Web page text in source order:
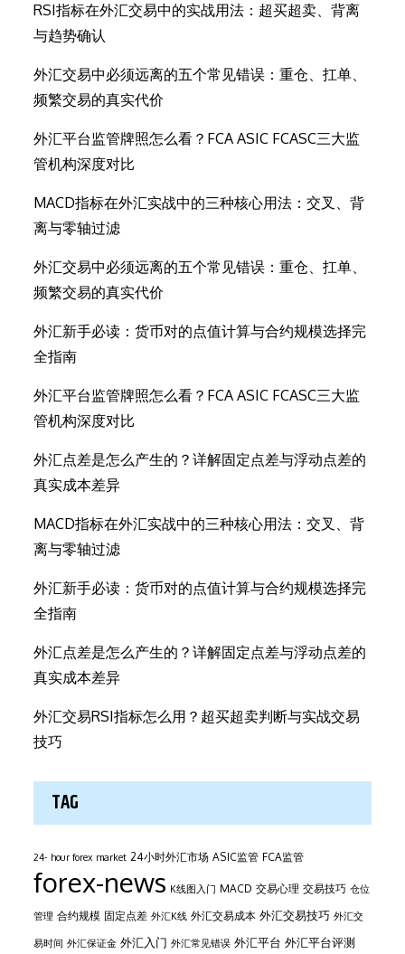
RSI指标在外汇交易中的实战用法：超买超卖、背离
与趋势确认
外汇交易中必须远离的五个常见错误：重仓、扛单、
频繁交易的真实代价
外汇平台监管牌照怎么看？FCA ASIC FCASC三大监
管机构深度对比
MACD指标在外汇实战中的三种核心用法：交叉、背
离与零轴过滤
外汇交易中必须远离的五个常见错误：重仓、扛单、
频繁交易的真实代价
外汇新手必读：货币对的点值计算与合约规模选择完
全指南
外汇平台监管牌照怎么看？FCA ASIC FCASC三大监
管机构深度对比
外汇点差是怎么产生的？详解固定点差与浮动点差的
真实成本差异
MACD指标在外汇实战中的三种核心用法：交叉、背
离与零轴过滤
外汇新手必读：货币对的点值计算与合约规模选择完
全指南
外汇点差是怎么产生的？详解固定点差与浮动点差的
真实成本差异
外汇交易RSI指标怎么用？超买超卖判断与实战交易
技巧
TAG
24- hour forex market 24小时外汇市场 ASIC监管 FCA监管
forex-news K线图入门 MACD 交易心理 交易技巧 仓位
管理 合约规模 固定点差 外汇K线 外汇交易成本 外汇交易技巧 外汇交
易时间 外汇保证金 外汇入门 外汇常见错误 外汇平台 外汇平台评测